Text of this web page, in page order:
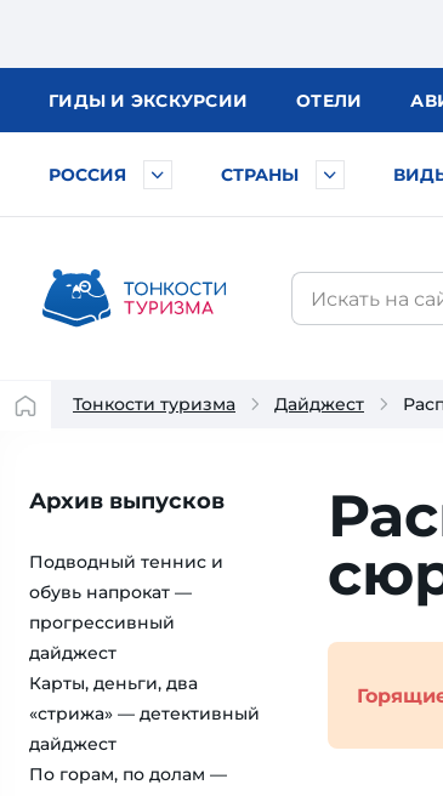
ГИДЫ И ЭКСКУРСИИ ОТЕЛИ
РОССИЯ СТРАНЫ
Тонкости туризма Дайджест
Архив выпусков
Подводный теннис и
обувь напрокат —
прогрессивный
дайджест
Карты, деньги, два
«стрижа» — детективный
дайджест
По горам, по долам —